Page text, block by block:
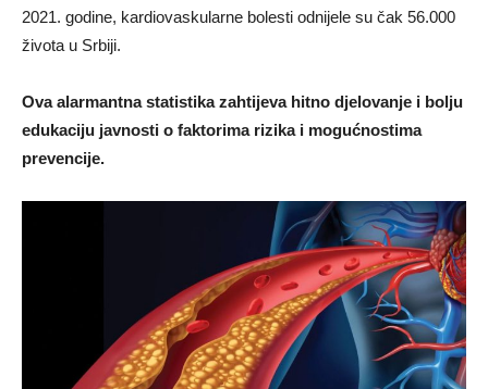
2021. godine, kardiovaskularne bolesti odnijele su čak 56.000
života u Srbiji.
Ova alarmantna statistika zahtijeva hitno djelovanje i bolju
edukaciju javnosti o faktorima rizika i mogućnostima
prevencije.